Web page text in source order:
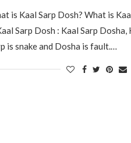
is Kaal Sarp Dosh? What is
Sarp Dosh : Kaal Sarp Dosha,
is snake and Dosha is fault.…